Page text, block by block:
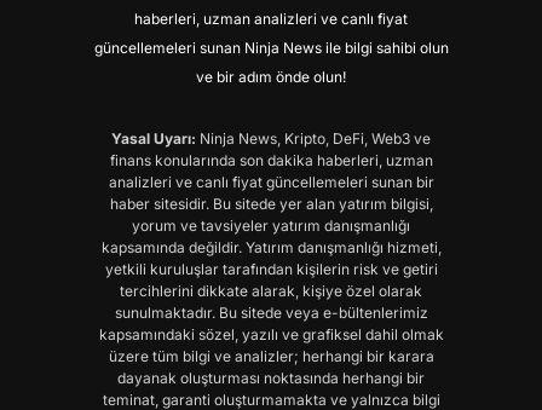
haberleri, uzman analizleri ve canlı fiyat
güncellemeleri sunan Ninja News ile bilgi sahibi olun
ve bir adım önde olun!
Yasal Uyarı: Ninja News, Kripto, DeFi, Web3 ve
finans konularında son dakika haberleri, uzman
analizleri ve canlı fiyat güncellemeleri sunan bir
haber sitesidir. Bu sitede yer alan yatırım bilgisi,
yorum ve tavsiyeler yatırım danışmanlığı
kapsamında değildir. Yatırım danışmanlığı hizmeti,
yetkili kuruluşlar tarafından kişilerin risk ve getiri
tercihlerini dikkate alarak, kişiye özel olarak
sunulmaktadır. Bu sitede veya e-bültenlerimiz
kapsamındaki sözel, yazılı ve grafiksel dahil olmak
üzere tüm bilgi ve analizler; herhangi bir karara
dayanak oluşturması noktasında herhangi bir
teminat, garanti oluşturmamakta ve yalnızca bilgi